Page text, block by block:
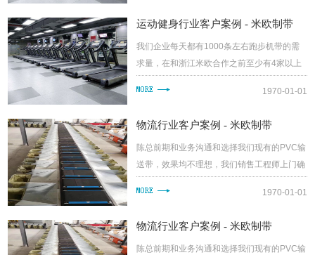
运动健身行业客户案例 - 米欧制带
我们企业每天都有1000条左右跑步机带的需
求量，在和浙江米欧合作之前至少有4家以上
后开始和浙江米欧合作。浙江米欧提供输送....
1970-01-01
物流行业客户案例 - 米欧制带
陈总前期和业务沟通和选择我们现有的PVC输
送带，效果均不理想，我们销售工程师上门确
不能达到物流小车的要求，需要定制，于是....
1970-01-01
物流行业客户案例 - 米欧制带
陈总前期和业务沟通和选择我们现有的PVC输